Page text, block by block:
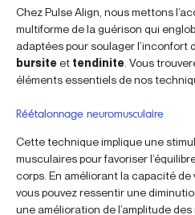
Chez Pulse Align, nous mettons
multiforme de la guérison qui
adaptées pour soulager l’inconfort
bursiteet tendinite . Vous
éléments essentiels de nos
Réétalonnage neuromusculaire
Cette technique implique une
musculaires pour favoriser
corps. En améliorant la capacité de
vous pouvez ressentir une
une amélioration de l’amplitude